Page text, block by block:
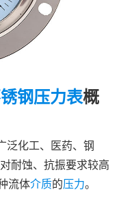
钢压力表概
泛化工、医药、钢
耐蚀、抗振要求较高
流体介质的压力。